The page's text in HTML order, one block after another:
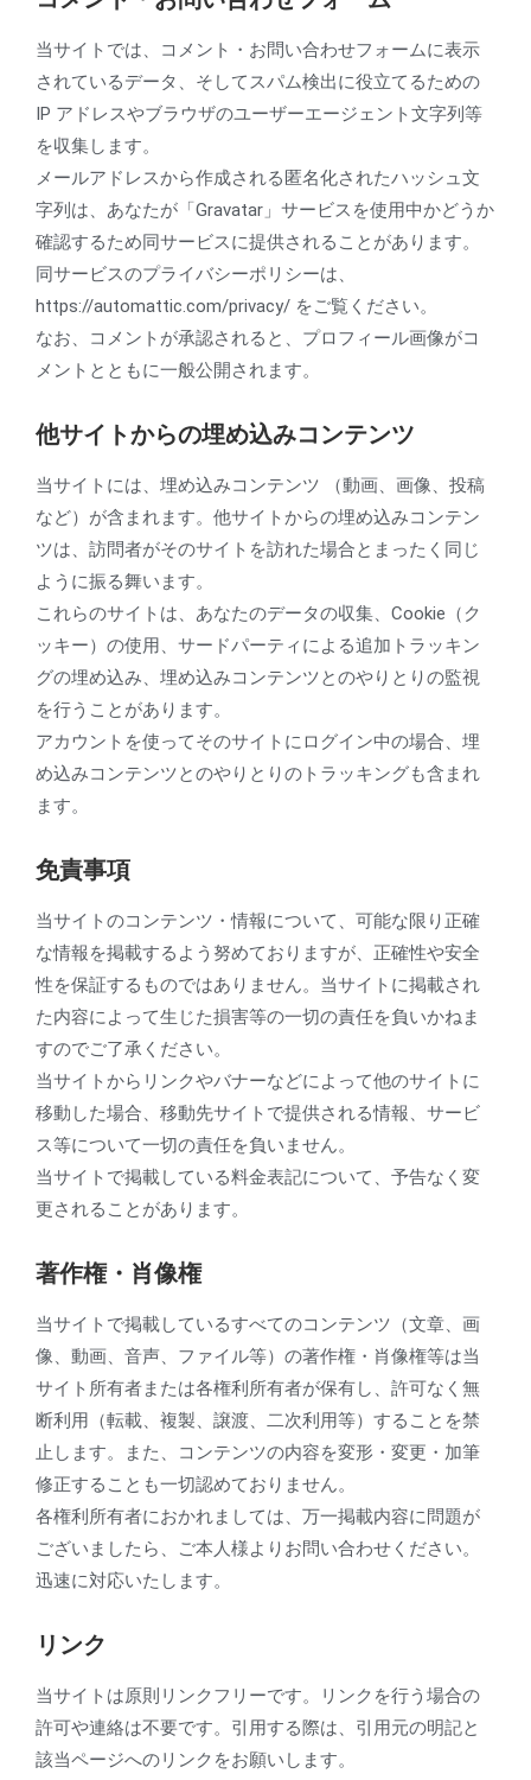
当サイトでは、コメント・お問い合わせフォームに表示
されているデータ、そしてスパム検出に役立てるための
IP アドレスやブラウザのユーザーエージェント文字列等
を収集します。
メールアドレスから作成される匿名化されたハッシュ文
字列は、あなたが「Gravatar」サービスを使用中かどうか
確認するため同サービスに提供されることがあります。
同サービスのプライバシーポリシーは、
https://automattic.com/privacy/ をご覧ください。
なお、コメントが承認されると、プロフィール画像がコ
メントとともに一般公開されます。
他サイトからの埋め込みコンテンツ
当サイトには、埋め込みコンテンツ （動画、画像、投稿
など）が含まれます。他サイトからの埋め込みコンテン
ツは、訪問者がそのサイトを訪れた場合とまったく同じ
ように振る舞います。
これらのサイトは、あなたのデータの収集、Cookie（ク
ッキー）の使用、サードパーティによる追加トラッキン
グの埋め込み、埋め込みコンテンツとのやりとりの監視
を行うことがあります。
アカウントを使ってそのサイトにログイン中の場合、埋
め込みコンテンツとのやりとりのトラッキングも含まれ
ます。
免責事項
当サイトのコンテンツ・情報について、可能な限り正確
な情報を掲載するよう努めておりますが、正確性や安全
性を保証するものではありません。当サイトに掲載され
た内容によって生じた損害等の一切の責任を負いかねま
すのでご了承ください。
当サイトからリンクやバナーなどによって他のサイトに
移動した場合、移動先サイトで提供される情報、サービ
ス等について一切の責任を負いません。
当サイトで掲載している料金表記について、予告なく変
更されることがあります。
著作権・肖像権
当サイトで掲載しているすべてのコンテンツ（文章、画
像、動画、音声、ファイル等）の著作権・肖像権等は当
サイト所有者または各権利所有者が保有し、許可なく無
断利用（転載、複製、譲渡、二次利用等）することを禁
止します。また、コンテンツの内容を変形・変更・加筆
修正することも一切認めておりません。
各権利所有者におかれましては、万一掲載内容に問題が
ございましたら、ご本人様よりお問い合わせください。
迅速に対応いたします。
リンク
当サイトは原則リンクフリーです。リンクを行う場合の
許可や連絡は不要です。引用する際は、引用元の明記と
該当ページへのリンクをお願いします。